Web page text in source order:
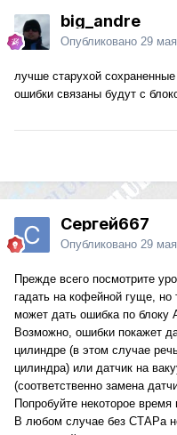
big_andre
Опубликовано 29
лучше старухой
ошибки связаны будут с
Сергей667
Опубликовано 29
Прежде всего посмотрите
гадать на кофейной гуще, но
может дать ошибка по блоку
Возможно, ошибки покажет
цилиндре (в этом случае
цилиндра) или датчик на
(соответственно замена
Попробуйте некоторое время
В любом случае без СТАРа